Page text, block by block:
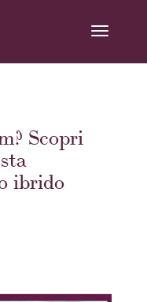
Scopri
ibrido